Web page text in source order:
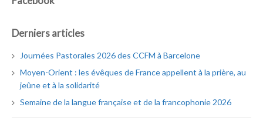
Derniers articles
Journées Pastorales 2026 des CCFM à Barcelone
Moyen-Orient : les évêques de France appellent à la prière, au
jeûne et à la solidarité
Semaine de la langue française et de la francophonie 2026